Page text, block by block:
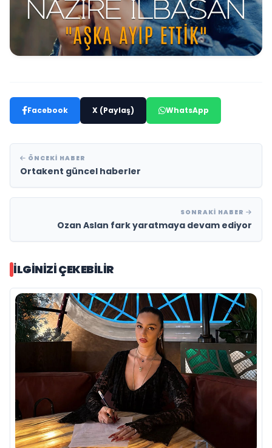
Facebook X (Paylaş) WhatsApp
ÖNCEKI HABER
Ortakent güncel haberler
SONRAKI HABER
Ozan Aslan fark yaratmaya devam ediyor
İLGINIZI ÇEKEBILIR